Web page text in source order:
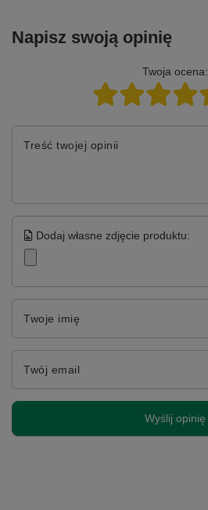
Napisz swoją opinię
Twoja ocena:
Treść twojej opinii
Dodaj własne zdjęcie produktu:
Twoje imię
Twój email
Wyślij opinię